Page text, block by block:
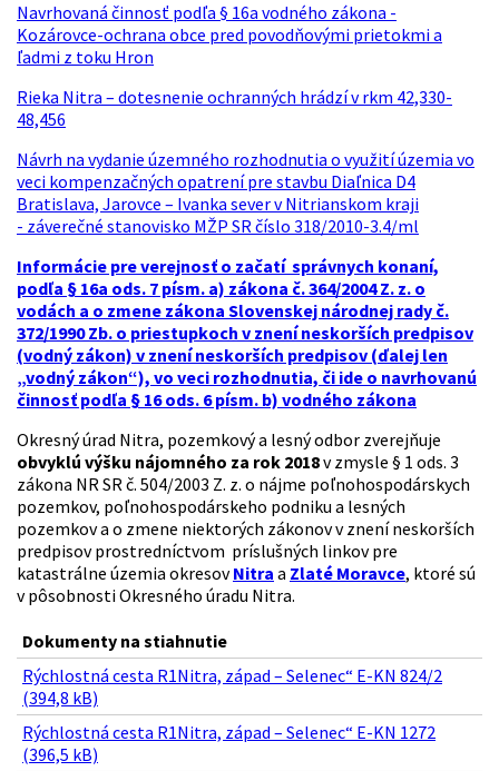
Navrhovaná činnosť podľa § 16a vodného zákona -
Kozárovce-ochrana obce pred povodňovými prietokmi a
ľadmi z toku Hron
Rieka Nitra – dotesnenie ochranných hrádzí v rkm 42,330-
48,456
Návrh na vydanie územného rozhodnutia o využití územia vo
veci kompenzačných opatrení pre stavbu Diaľnica D4
Bratislava, Jarovce – Ivanka sever v Nitrianskom kraji
- záverečné stanovisko MŽP SR číslo 318/2010-3.4/ml
Informácie pre verejnosť o začatí správnych konaní,
podľa § 16a ods. 7 písm. a) zákona č. 364/2004 Z. z. o
vodách a o zmene zákona Slovenskej národnej rady č.
372/1990 Zb. o priestupkoch v znení neskorších predpisov
(vodný zákon) v znení neskorších predpisov (ďalej len
„vodný zákon“), vo veci rozhodnutia, či ide o navrhovanú
činnosť podľa § 16 ods. 6 písm. b) vodného zákona
Okresný úrad Nitra, pozemkový a lesný odbor zverejňuje
obvyklú výšku nájomného za rok 2018v zmysle § 1 ods. 3
zákona NR SR č. 504/2003 Z. z. o nájme poľnohospodárskych
pozemkov, poľnohospodárskeho podniku a lesných
pozemkov a o zmene niektorých zákonov v znení neskorších
predpisov prostredníctvom príslušných linkov pre
katastrálne územia okresovNitra a Zlaté Moravce, ktoré sú
v pôsobnosti Okresného úradu Nitra.
Dokumenty na stiahnutie
Rýchlostná cesta R1Nitra, západ – Selenec“ E-KN 824/2
(394,8 kB)
Rýchlostná cesta R1Nitra, západ – Selenec“ E-KN 1272
(396,5 kB)